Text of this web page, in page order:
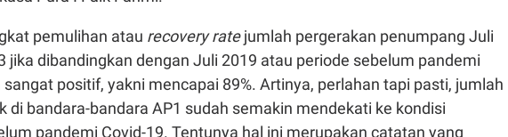
pemulihan atau recovery ratejumlah pergerakan penumpang Juli
jika dibandingkan dengan Juli 2019 atau periode sebelum pandemi
sangat positif, yakni mencapai 89%. Artinya, perlahan tapi pasti, jumlah
di bandara-bandara AP1 sudah semakin mendekati ke kondisi
pandemi Covid-19. Tentunya hal ini merupakan catatan yang